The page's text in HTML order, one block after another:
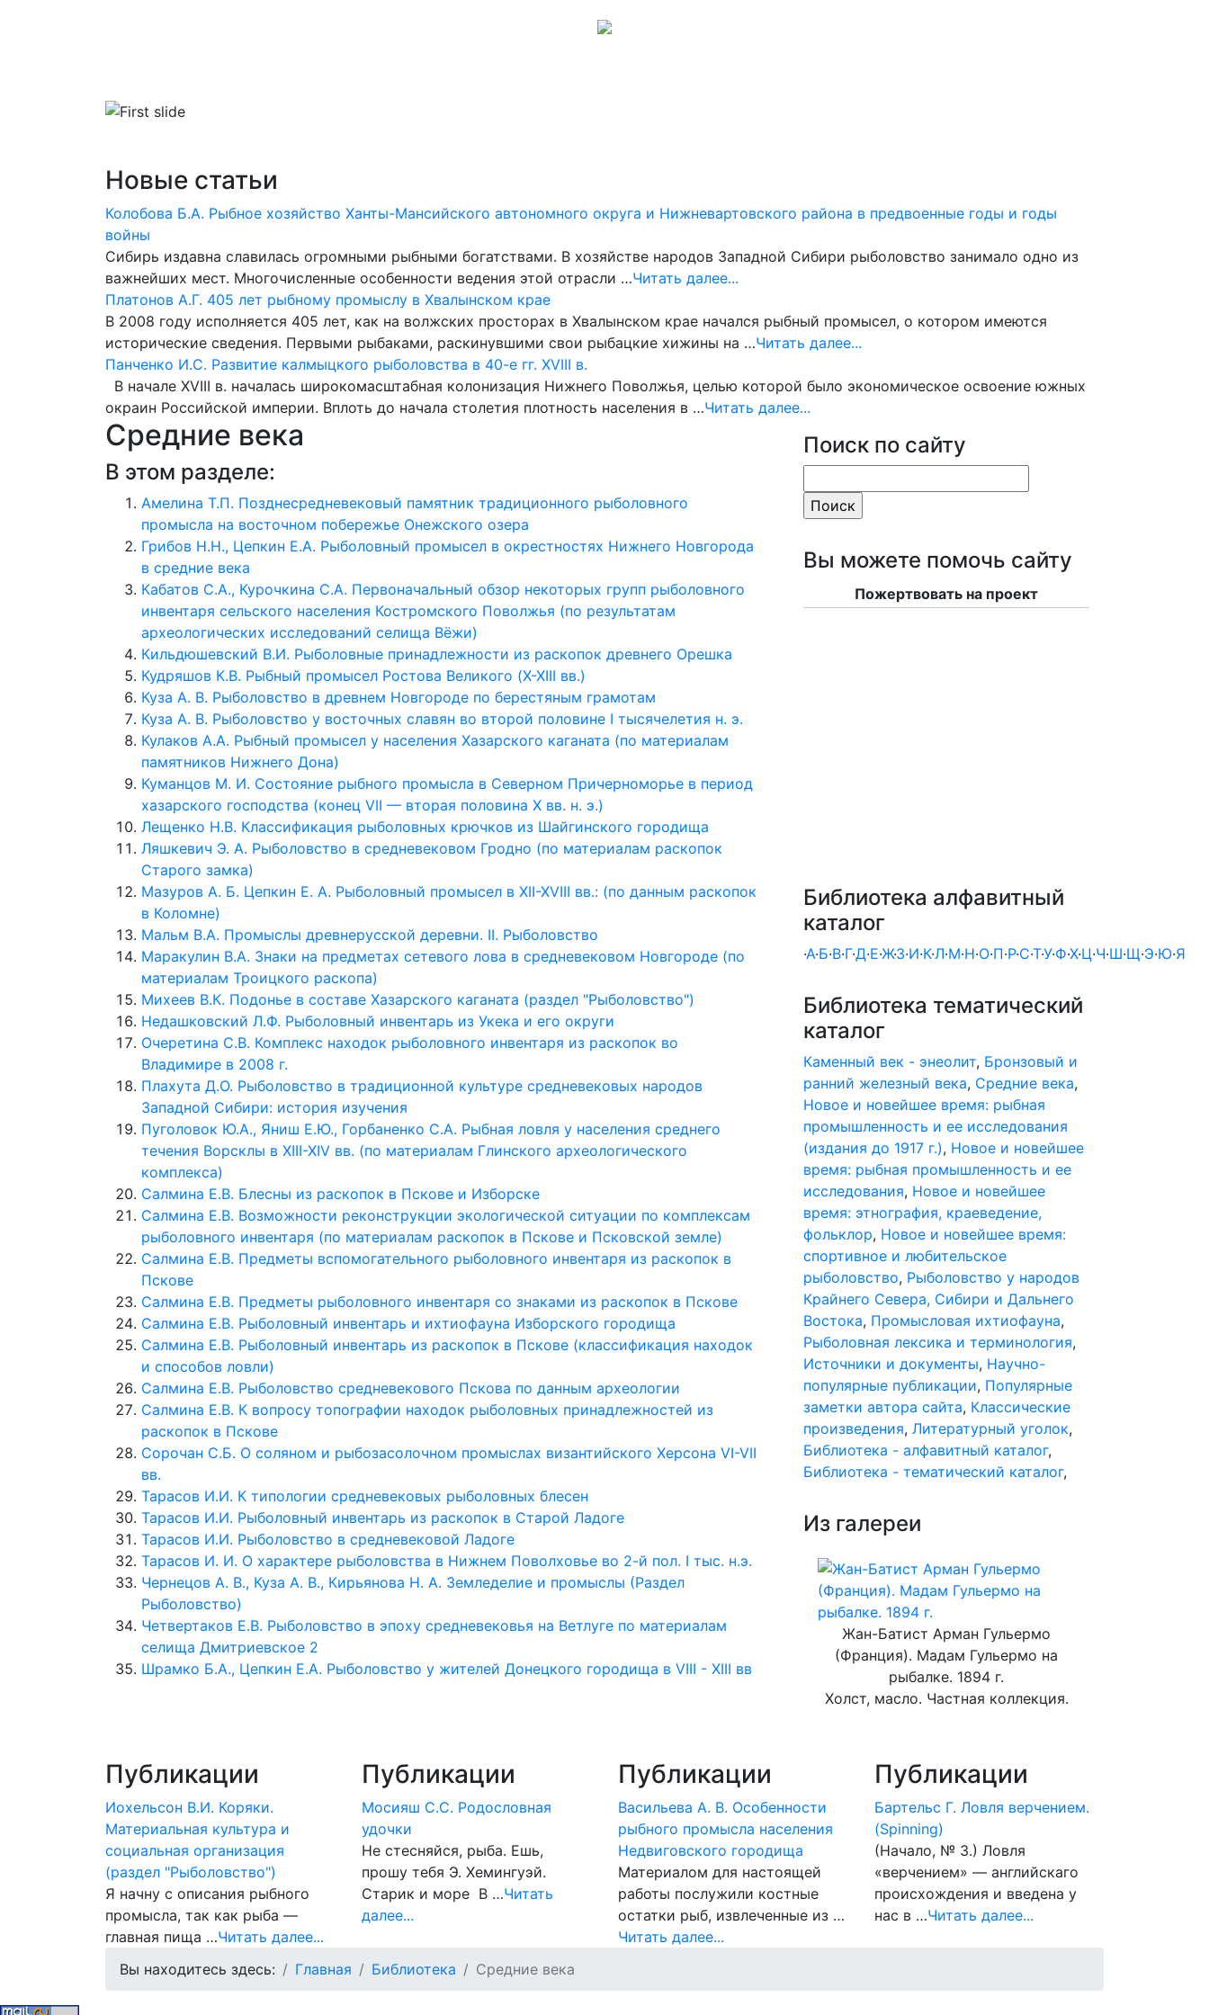
Новые статьи
Колобова Б.А. Рыбное хозяйство Ханты-Мансийского автономного округа и Нижневартовского района в предвоенные годы и годы
войны
Сибирь издавна славилась огромными рыбными богатствами. В хозяйстве народов Западной Сибири рыболовство занимало одно из
важнейших мест. Многочисленные особенности ведения этой отрасли …Читать далее...
Платонов А.Г. 405 лет рыбному промыслу в Хвалынском крае
В 2008 году исполняется 405 лет, как на волжских просторах в Хвалынском крае начался рыбный промысел, о котором имеются
исторические сведения. Первыми рыбаками, раскинувшими свои рыбацкие хижины на …Читать далее...
Панченко И.С. Развитие калмыцкого рыболовства в 40-е гг. XVIII в.
В начале XVIII в. началась широкомасштабная колонизация Нижнего Поволжья, целью которой было экономическое освоение южных
окраин Российской империи. Вплоть до начала столетия плотность населения в …Читать далее...
Средние века
В этом разделе:
Амелина Т.П. Позднесредневековый памятник традиционного рыболовного
промысла на восточном побережье Онежского озера
Грибов Н.Н., Цепкин Е.А. Рыболовный промысел в окрестностях Нижнего Новгорода
в средние века
Кабатов С.А., Курочкина С.А. Первоначальный обзор некоторых групп рыболовного
инвентаря сельского населения Костромского Поволжья (по результатам
археологических исследований селища Вёжи)
Кильдюшевский В.И. Рыболовные принадлежности из раскопок древнего Орешка
Кудряшов К.В. Рыбный промысел Ростова Великого (X-XIII вв.)
Куза А. В. Рыболовство в древнем Новгороде по берестяным грамотам
Куза А. В. Рыболовство у восточных славян во второй половине I тысячелетия н. э.
Кулаков А.А. Рыбный промысел у населения Хазарского каганата (по материалам
памятников Нижнего Дона)
Куманцов M. И. Состояние рыбного промысла в Северном Причерноморье в период
хазарского господства (конец VII — вторая половина X вв. н. э.)
Лещенко Н.В. Классификация рыболовных крючков из Шайгинского городища
Ляшкевич Э. А. Рыболовство в средневековом Гродно (по материалам раскопок
Старого замка)
Мазуров А. Б. Цепкин Е. А. Рыболовный промысел в XII-XVIII вв.: (по данным раскопок
в Коломне)
Мальм В.А. Промыслы древнерусской деревни. II. Рыболовство
Маракулин В.А. Знаки на предметах сетевого лова в средневековом Новгороде (по
материалам Троицкого раскопа)
Михеев В.К. Подонье в составе Хазарского каганата (раздел "Рыболовство")
Недашковский Л.Ф. Рыболовный инвентарь из Укека и его округи
Очеретина С.В. Комплекс находок рыболовного инвентаря из раскопок во
Владимире в 2008 г.
Плахута Д.О. Рыболовство в традиционной культуре средневековых народов
Западной Сибири: история изучения
Пуголовок Ю.А., Яниш Е.Ю., Горбаненко С.А. Рыбная ловля у населения среднего
течения Ворсклы в ХІІІ-ХІV вв. (по материалам Глинского археологического
комплекса)
Салмина Е.В. Блесны из раскопок в Пскове и Изборске
Салмина Е.В. Возможности реконструкции экологической ситуации по комплексам
рыболовного инвентаря (по материалам раскопок в Пскове и Псковской земле)
Салмина Е.В. Предметы вспомогательного рыболовного инвентаря из раскопок в
Пскове
Салмина Е.В. Предметы рыболовного инвентаря со знаками из раскопок в Пскове
Салмина Е.В. Рыболовный инвентарь и ихтиофауна Изборского городища
Салмина Е.В. Рыболовный инвентарь из раскопок в Пскове (классификация находок
и способов ловли)
Салмина Е.В. Рыболовство средневекового Пскова по данным археологии
Салмина Е.В. К вопросу топографии находок рыболовных принадлежностей из
раскопок в Пскове
Сорочан С.Б. О соляном и рыбозасолочном промыслах византийского Херсона VI-VII
вв.
Тарасов И.И. К типологии средневековых рыболовных блесен
Тарасов И.И. Рыболовный инвентарь из раскопок в Старой Ладоге
Тарасов И.И. Рыболовство в средневековой Ладоге
Тарасов И. И. О характере рыболовства в Нижнем Поволховье во 2-й пол. I тыс. н.э.
Чернецов А. В., Куза А. В., Кирьянова Н. А. Земледелие и промыслы (Раздел
Рыболовство)
Четвертаков Е.В. Рыболовство в эпоху средневековья на Ветлуге по материалам
селища Дмитриевское 2
Шрамко Б.А., Цепкин Е.А. Рыболовство у жителей Донецкого городища в VIII - XIII вв
Поиск по сайту
Вы можете помочь сайту
Пожертвовать на проект
Библиотека алфавитный
каталог
·А·Б·В·Г·Д·Е·Ж·З·И·К·Л·М·Н·О·П·Р·С·Т·У·Ф·Х·Ц·Ч·Ш·Щ·Э·Ю·Я
Библиотека тематический
каталог
Каменный век - энеолит, Бронзовый и
ранний железный века, Средние века,
Новое и новейшее время: рыбная
промышленность и ее исследования
(издания до 1917 г.), Новое и новейшее
время: рыбная промышленность и ее
исследования, Новое и новейшее
время: этнография, краеведение,
фольклор, Новое и новейшее время:
спортивное и любительское
рыболовство, Рыболовство у народов
Крайнего Севера, Сибири и Дальнего
Востока, Промысловая ихтиофауна,
Рыболовная лексика и терминология,
Источники и документы, Научно-
популярные публикации, Популярные
заметки автора сайта, Классические
произведения, Литературный уголок,
Библиотека - алфавитный каталог,
Библиотека - тематический каталог,
Из галереи
Жан-Батист Арман Гульермо
(Франция). Мадам Гульермо на
рыбалке. 1894 г.
Холст, масло. Частная коллекция.
Публикации
Иохельсон В.И. Коряки.
Материальная культура и
социальная организация
(раздел "Рыболовство")
Я начну с описания рыбного
промысла, так как рыба —
главная пища …Читать далее...
Публикации
Мосияш С.С. Родословная
удочки
Не стесняйся, рыба. Ешь,
прошу тебя Э. Хемингуэй.
Старик и море В …Читать
далее...
Публикации
Васильева А. В. Особенности
рыбного промысла населения
Недвиговского городища
Материалом для настоящей
работы послужили костные
остатки рыб, извлеченные из …
Читать далее...
Публикации
Бартельс Г. Ловля верчением.
(Spinning)
(Начало, № 3.) Ловля
«верчением» — английскаго
происхождения и введена у
нас в …Читать далее...
Вы находитесь здесь: Главная Библиотека Средние века